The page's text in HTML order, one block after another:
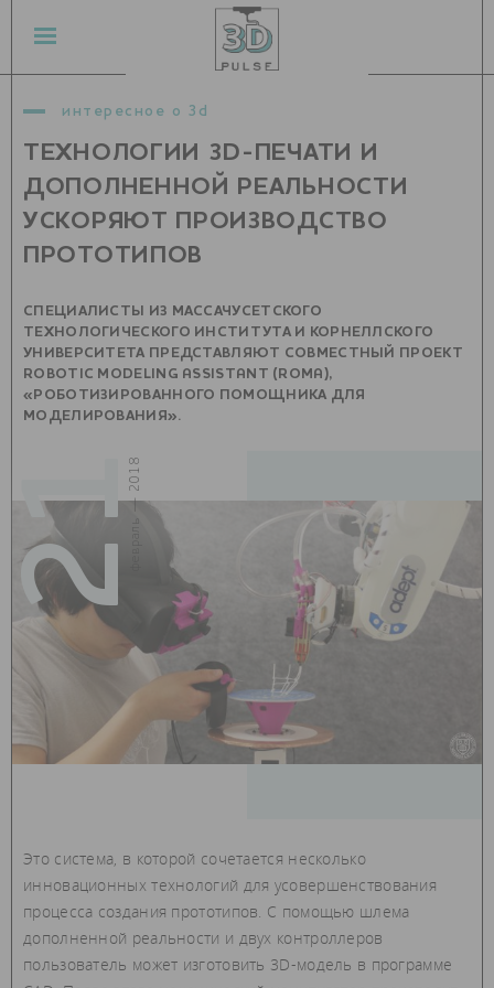
интересное о 3d
ТЕХНОЛОГИИ 3D-ПЕЧАТИ И
ДОПОЛНЕННОЙ РЕАЛЬНОСТИ
УСКОРЯЮТ ПРОИЗВОДСТВО
ПРОТОТИПОВ
СПЕЦИАЛИСТЫ ИЗ МАССАЧУСЕТСКОГО
ТЕХНОЛОГИЧЕСКОГО ИНСТИТУТА И КОРНЕЛЛСКОГО
УНИВЕРСИТЕТА ПРЕДСТАВЛЯЮТ СОВМЕСТНЫЙ ПРОЕКТ
ROBOTIC MODELING ASSISTANT (ROMA),
«РОБОТИЗИРОВАННОГО ПОМОЩНИКА ДЛЯ
МОДЕЛИРОВАНИЯ».
21
февраль — 2018
Это система, в которой сочетается несколько
инновационных технологий для усовершенствования
процесса создания прототипов. С помощью шлема
дополненной реальности и двух контроллеров
пользователь может изготовить 3D-модель в программе